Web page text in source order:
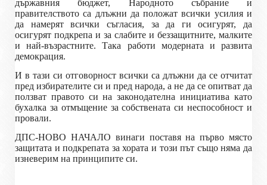
държавния бюджет, Народното събрание и
правителството са длъжни да положат всички усилия и
да намерят всички съгласия, за да ги осигурят, да
осигурят подкрепа и за слабите и беззащитните, малките
и най-възрастните. Така работи модерната и развита
демокрация.
И в тази си отговорност всички са длъжни да се отчитат
пред избирателите си и пред народа, а не да се опитват да
ползват правото си на законодателна инициатива като
бухалка за отмъщение за собствената си неспособност и
провали.
ДПС-НОВО НАЧАЛО винаги поставя на първо място
защитата и подкрепата за хората и този път също няма да
изневерим на принципите си.